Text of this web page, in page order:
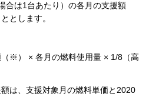
合は1台あたり）の各月の支援額
とします。
※） × 各月の燃料使用量 × 1/8（高
は、支援対象月の燃料単価と2020